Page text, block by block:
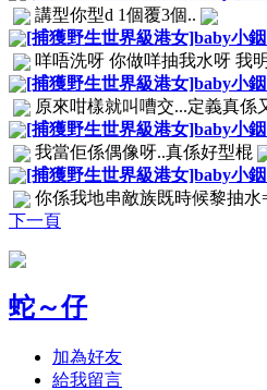
講型你型d 1個覆3個..
[捕獲野生世界級港女]baby小
咩唔洗呀 你做咩抽我水呀 我
[捕獲野生世界級港女]baby小
原來咁樣就叫嘈交...定義真係
[捕獲野生世界級港女]baby小
我當佢係偶像呀..真係好型棍
[捕獲野生世界級港女]baby小
你係我地串敵族既時候黎抽
下一頁
蛇～仔
加為好友
給我留言